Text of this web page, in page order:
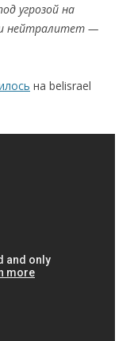
угрозой на
нейтралитет —
на belisrael